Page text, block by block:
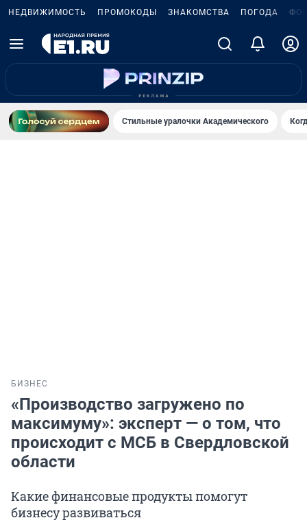
НЕДВИЖИМОСТЬ ПРОМОКОДЫ ЗНАКОМСТВА ПОГОДА
Стильные уралочки Академического
БИЗНЕС
«Производство загружено по
максимуму»: эксперт — о том, что
происходит с МСБ в Свердловской
области
Какие финансовые продукты помогут
бизнесу развиваться